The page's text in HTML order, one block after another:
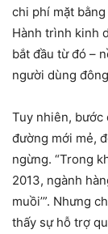
chi phí mặt
Hành trình kinh
bắt đầu từ đó –
người dùng
Tuy nhiên, bước
đường mới mẻ,
ngừng. “Trong
2013, ngành
muồi’”. Nhưng
thấy sự hỗ trợ